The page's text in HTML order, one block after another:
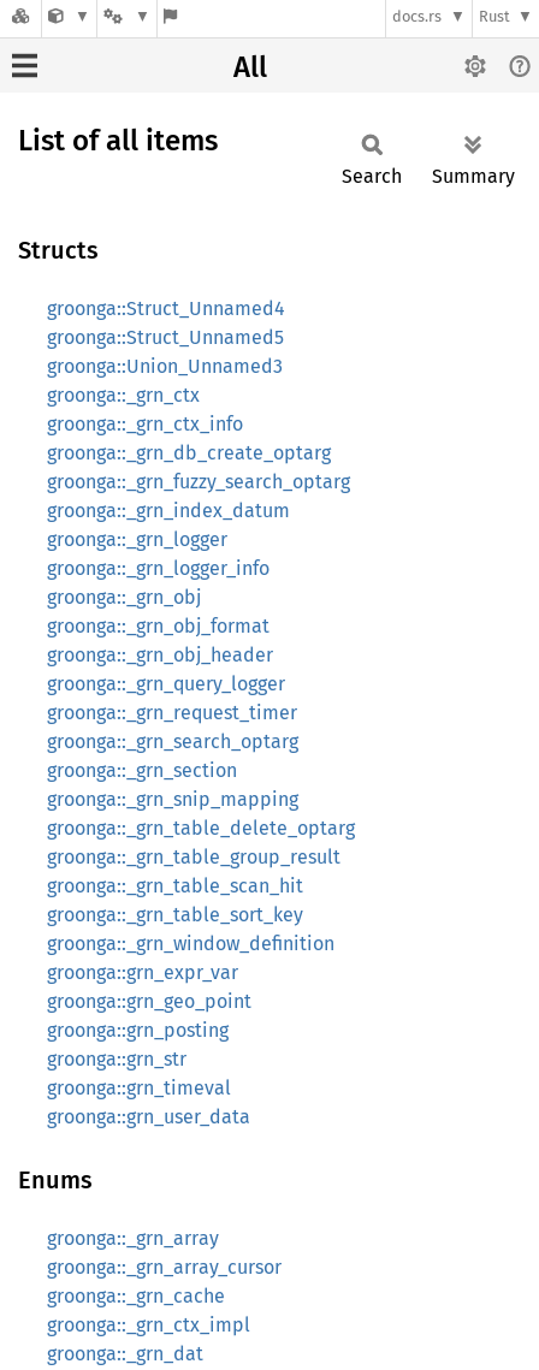
docs.rs Rust
All
List of all items
Search Summary
Structs
groonga::Struct_Unnamed4
groonga::Struct_Unnamed5
groonga::Union_Unnamed3
groonga::_grn_ctx
groonga::_grn_ctx_info
groonga::_grn_db_create_optarg
groonga::_grn_fuzzy_search_optarg
groonga::_grn_index_datum
groonga::_grn_logger
groonga::_grn_logger_info
groonga::_grn_obj
groonga::_grn_obj_format
groonga::_grn_obj_header
groonga::_grn_query_logger
groonga::_grn_request_timer
groonga::_grn_search_optarg
groonga::_grn_section
groonga::_grn_snip_mapping
groonga::_grn_table_delete_optarg
groonga::_grn_table_group_result
groonga::_grn_table_scan_hit
groonga::_grn_table_sort_key
groonga::_grn_window_definition
groonga::grn_expr_var
groonga::grn_geo_point
groonga::grn_posting
groonga::grn_str
groonga::grn_timeval
groonga::grn_user_data
Enums
groonga::_grn_array
groonga::_grn_array_cursor
groonga::_grn_cache
groonga::_grn_ctx_impl
groonga::_grn_dat